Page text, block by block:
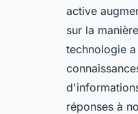
active
sur la
technologie
réponses à